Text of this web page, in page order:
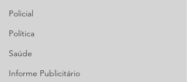
Policial
Política
Saúde
Informe Publicitário